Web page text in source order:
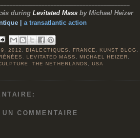
during Levitated Mass by Michael Heizer
| a transatlantic action
,2012 ,DIALECTIQUES FRANCE KUNST BLOG
,LEVITATED MASS MICHAEL HEIZER
,THE NETHERLANDS USA
COMMENTAIRE